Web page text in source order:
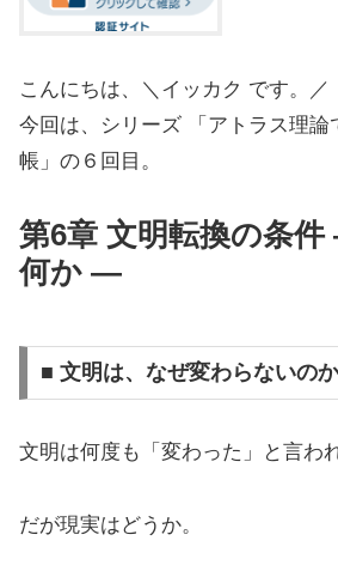
こんにちは、＼イッカク です。／
今回は、シリーズ 「アトラス理論
帳」の６回目。
第6章 文明転換の条
何か ―
■ 文明は、なぜ変わらないのか
文明は何度も「変わった」と言わ
だが現実はどうか。